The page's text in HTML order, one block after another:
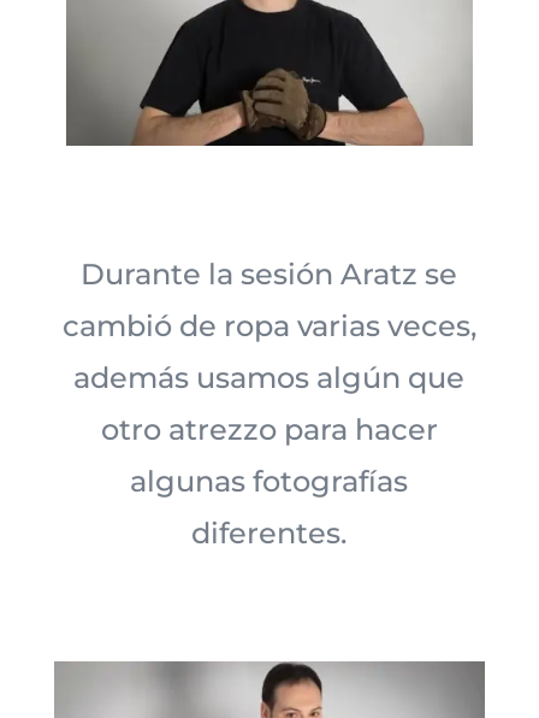
Durante la sesión Aratz se
cambió de ropa varias veces,
además usamos algún que
otro atrezzo para hacer
algunas fotografías
diferentes.